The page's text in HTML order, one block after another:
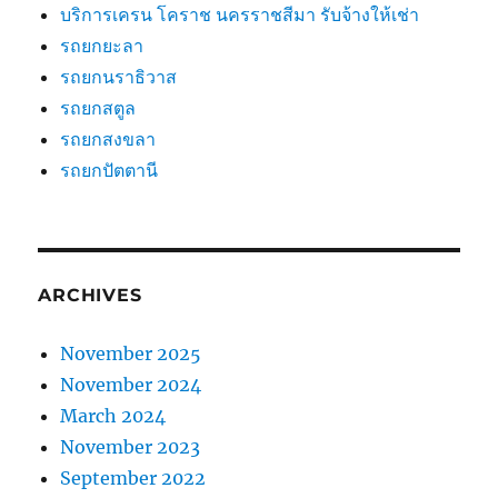
บริการเครน โคราช นครราชสีมา รับจ้างให้เช่า
รถยกยะลา
รถยกนราธิวาส
รถยกสตูล
รถยกสงขลา
รถยกปัตตานี
ARCHIVES
November 2025
November 2024
March 2024
November 2023
September 2022